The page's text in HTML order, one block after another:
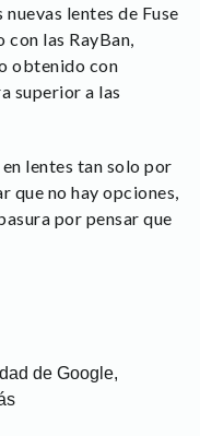
lentes de Fuse
las RayBan,
obtenido con
superior a las
lentes tan solo por
que no hay opciones,
por pensar que
de Google,